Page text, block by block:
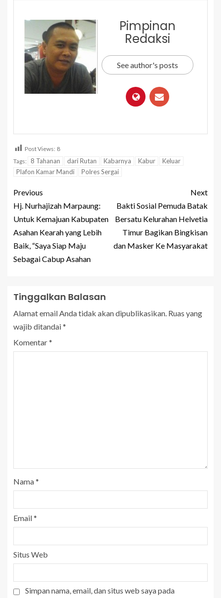
Pimpinan
Redaksi
See author's posts
Post Views: 8
Tags:
8 Tahanan dari Rutan Kabarnya Kabur
Keluar
Plafon Kamar Mandi
Polres Sergai
Previous
Hj. Nurhajizah Marpaung:
Untuk Kemajuan Kabupaten
Asahan Kearah yang Lebih
Baik, “Saya Siap Maju
Sebagai Cabup Asahan
Next
Bakti Sosial Pemuda Batak
Bersatu Kelurahan Helvetia
Timur Bagikan Bingkisan
dan Masker Ke Masyarakat
Tinggalkan Balasan
Alamat email Anda tidak akan dipublikasikan. Ruas yang
wajib ditandai*
Komentar*
Nama*
Email*
Situs Web
Simpan nama, email, dan situs web saya pada